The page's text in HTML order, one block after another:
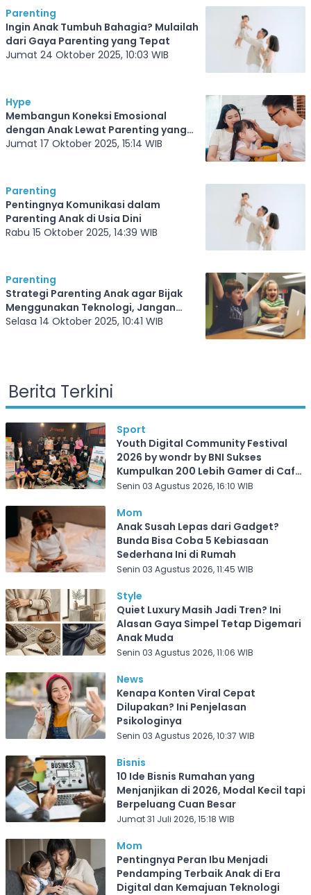
Parenting
Ingin Anak Tumbuh Bahagia? Mulailah
dari Gaya Parenting yang Tepat
Jumat 24 Oktober 2025, 10:03 WIB
Hype
Membangun Koneksi Emosional
dengan Anak Lewat Parenting yang
Tepat
Jumat 17 Oktober 2025, 15:14 WIB
Parenting
Pentingnya Komunikasi dalam
Parenting Anak di Usia Dini
Rabu 15 Oktober 2025, 14:39 WIB
Parenting
Strategi Parenting Anak agar Bijak
Menggunakan Teknologi, Jangan
Sampai Salah Kehilangan Aktifitas
Selasa 14 Oktober 2025, 10:41 WIB
Berita Terkini
Sport
Youth Digital Community Festival
2026 by wondr by BNI Sukses
Kumpulkan 200 Lebih Gamer di Cafe
Frekuensi Depok
Senin 03 Agustus 2026, 16:10 WIB
Mom
Anak Susah Lepas dari Gadget?
Bunda Bisa Coba 5 Kebiasaan
Sederhana Ini di Rumah
Senin 03 Agustus 2026, 11:45 WIB
Style
Quiet Luxury Masih Jadi Tren? Ini
Alasan Gaya Simpel Tetap Digemari
Anak Muda
Senin 03 Agustus 2026, 11:06 WIB
News
Kenapa Konten Viral Cepat
Dilupakan? Ini Penjelasan
Psikologinya
Senin 03 Agustus 2026, 10:37 WIB
Bisnis
10 Ide Bisnis Rumahan yang
Menjanjikan di 2026, Modal Kecil tapi
Berpeluang Cuan Besar
Jumat 31 Juli 2026, 15:18 WIB
Mom
Pentingnya Peran Ibu Menjadi
Pendamping Terbaik Anak di Era
Digital dan Kemajuan Teknologi